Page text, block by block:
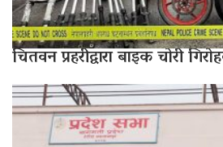
चितवन प्रहरीद्वारा बाइक चोरी